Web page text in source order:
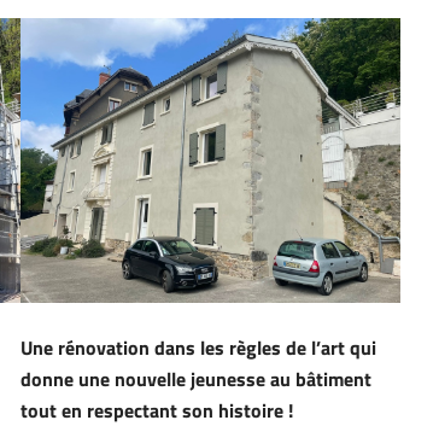
Une rénovation dans les règles de l’art qui
donne une nouvelle jeunesse au bâtiment
tout en respectant son histoire !